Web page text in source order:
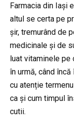
Farmacia din Iași
altul se certa pe
șir, tremurând de
medicinale și de
luat vitaminele pe
în urmă, când
cu atenție
ca și cum timpul
cutii.